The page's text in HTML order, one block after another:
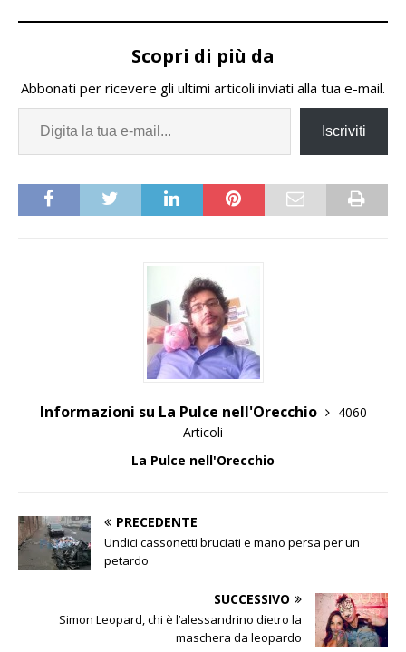
Scopri di più da
Abbonati per ricevere gli ultimi articoli inviati alla tua e-mail.
Iscriviti
Informazioni su La Pulce nell'Orecchio
4060
Articoli
La Pulce nell'Orecchio
PRECEDENTE
Undici cassonetti bruciati e mano persa per un
petardo
SUCCESSIVO
Simon Leopard, chi è l’alessandrino dietro la
maschera da leopardo